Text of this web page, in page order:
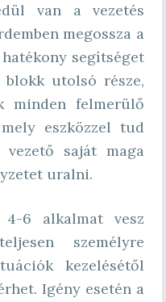
van a vezetés
megossza a
segítséget
utolsó része,
minden felmerülő
eszközzel tud
saját maga
uralni.
6 alkalmat vesz
személyre
kezelésétől
Igény esetén a